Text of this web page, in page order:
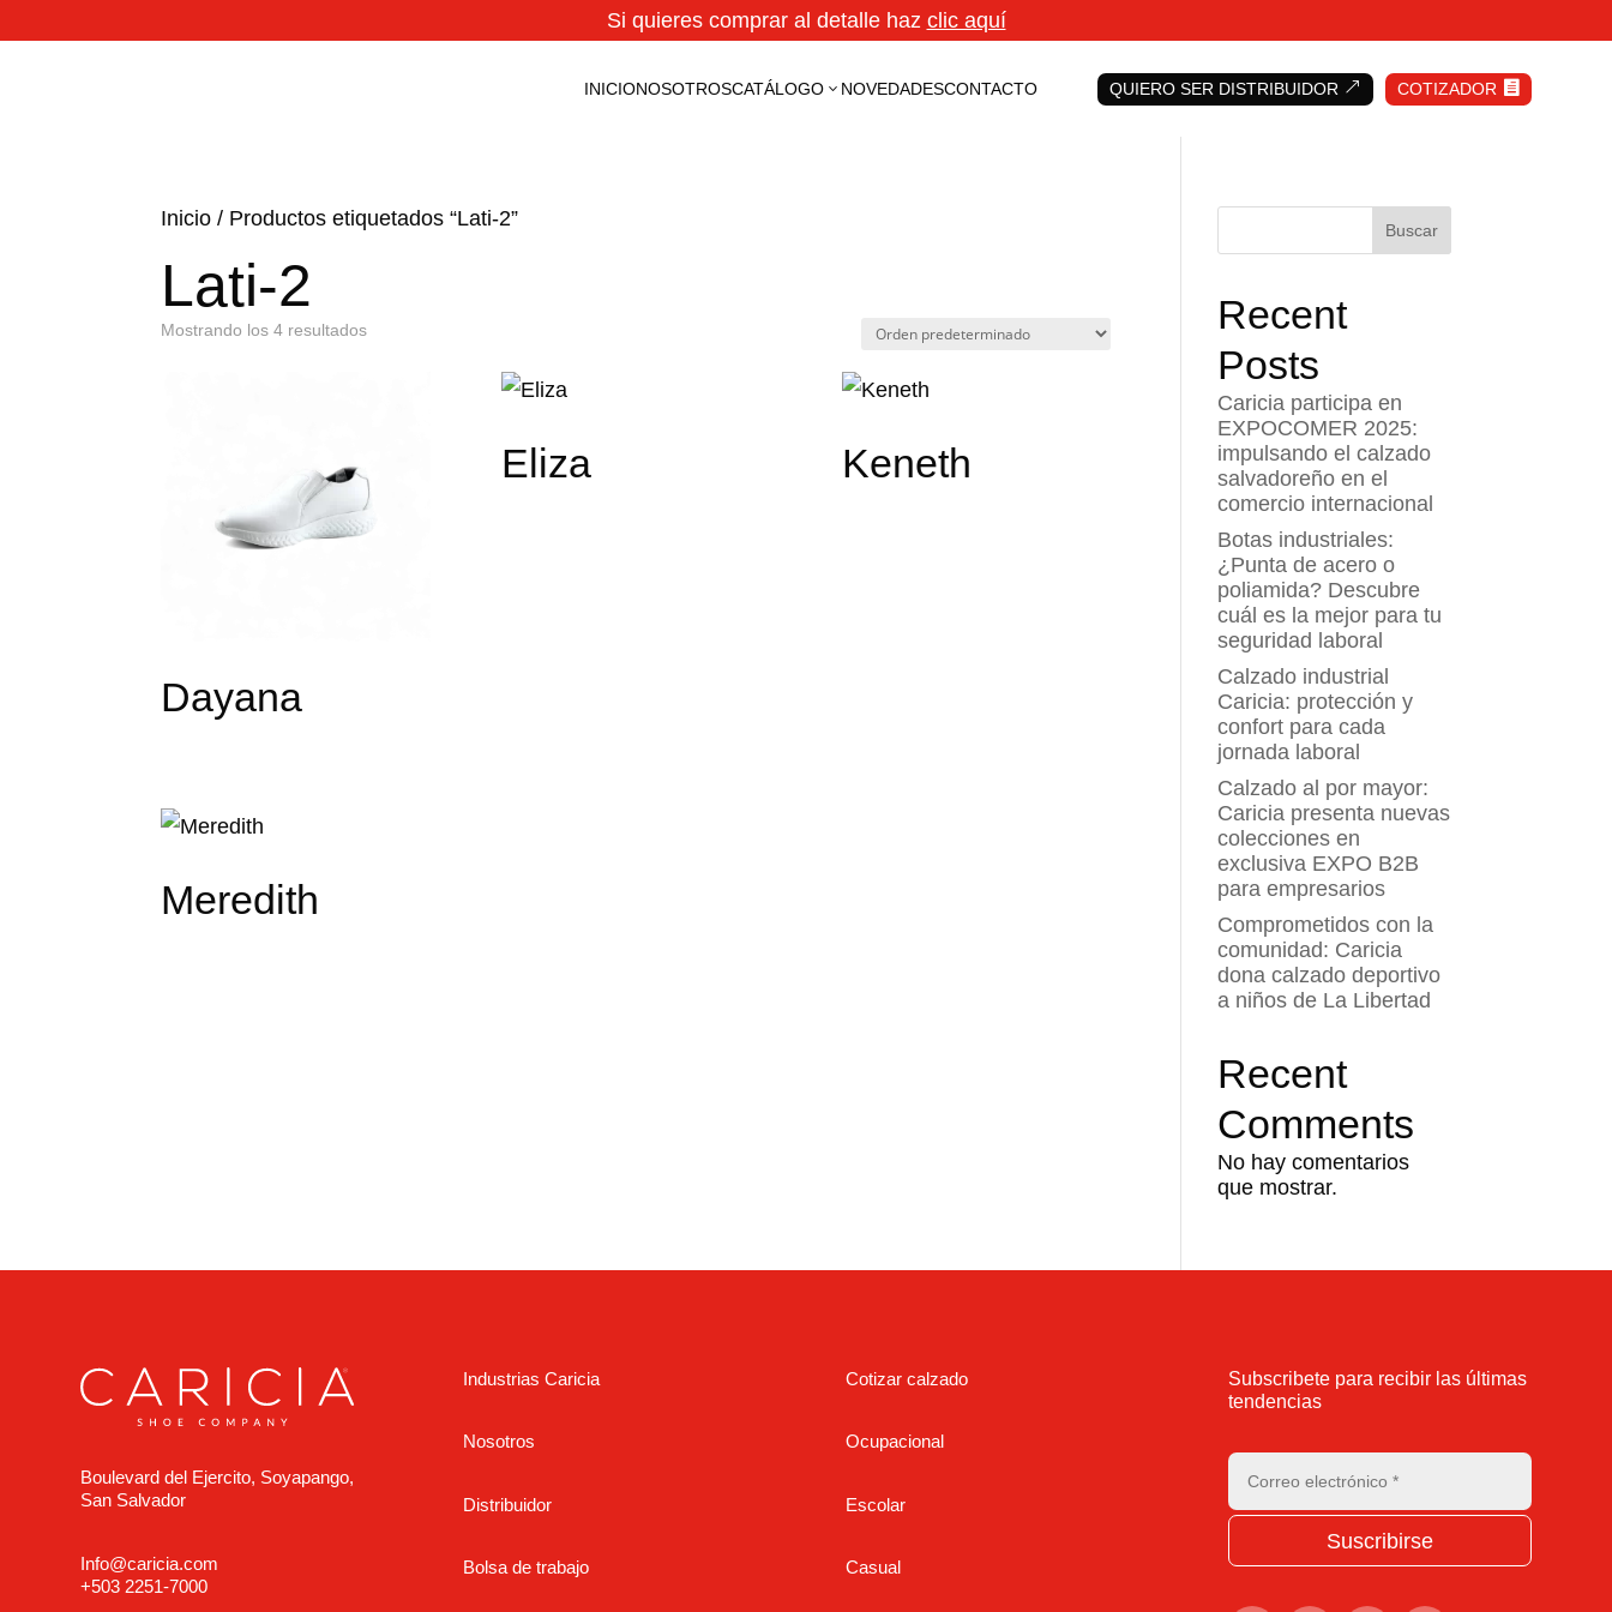
Si quieres comprar al detalle haz clic aquí
INICIONOSOTROSCATÁLOGO3 NOVEDADESCONTACTO QUIERO SER DISTRIBUIDOR & COTIZADOR 
Inicio / Productos etiquetados “Lati-2”
Lati-2
Mostrando los 4 resultados
Dayana
Eliza Keneth
Meredith
Buscar
Recent
Posts
Caricia participa en
EXPOCOMER 2025:
impulsando el calzado
salvadoreño en el
comercio internacional
Botas industriales:
¿Punta de acero o
poliamida? Descubre
cuál es la mejor para tu
seguridad laboral
Calzado industrial
Caricia: protección y
confort para cada
jornada laboral
Calzado al por mayor:
Caricia presenta nuevas
colecciones en
exclusiva EXPO B2B
para empresarios
Comprometidos con la
comunidad: Caricia
dona calzado deportivo
a niños de La Libertad
Recent
Comments
No hay comentarios
que mostrar.
Boulevard del Ejercito, Soyapango,
San Salvador
Info@caricia.com
+503 2251-7000
Industrias Caricia
Nosotros
Distribuidor
Bolsa de trabajo
Cotizar calzado
Ocupacional
Escolar
Casual
Subscribete para recibir las últimas
tendencias
Suscribirse